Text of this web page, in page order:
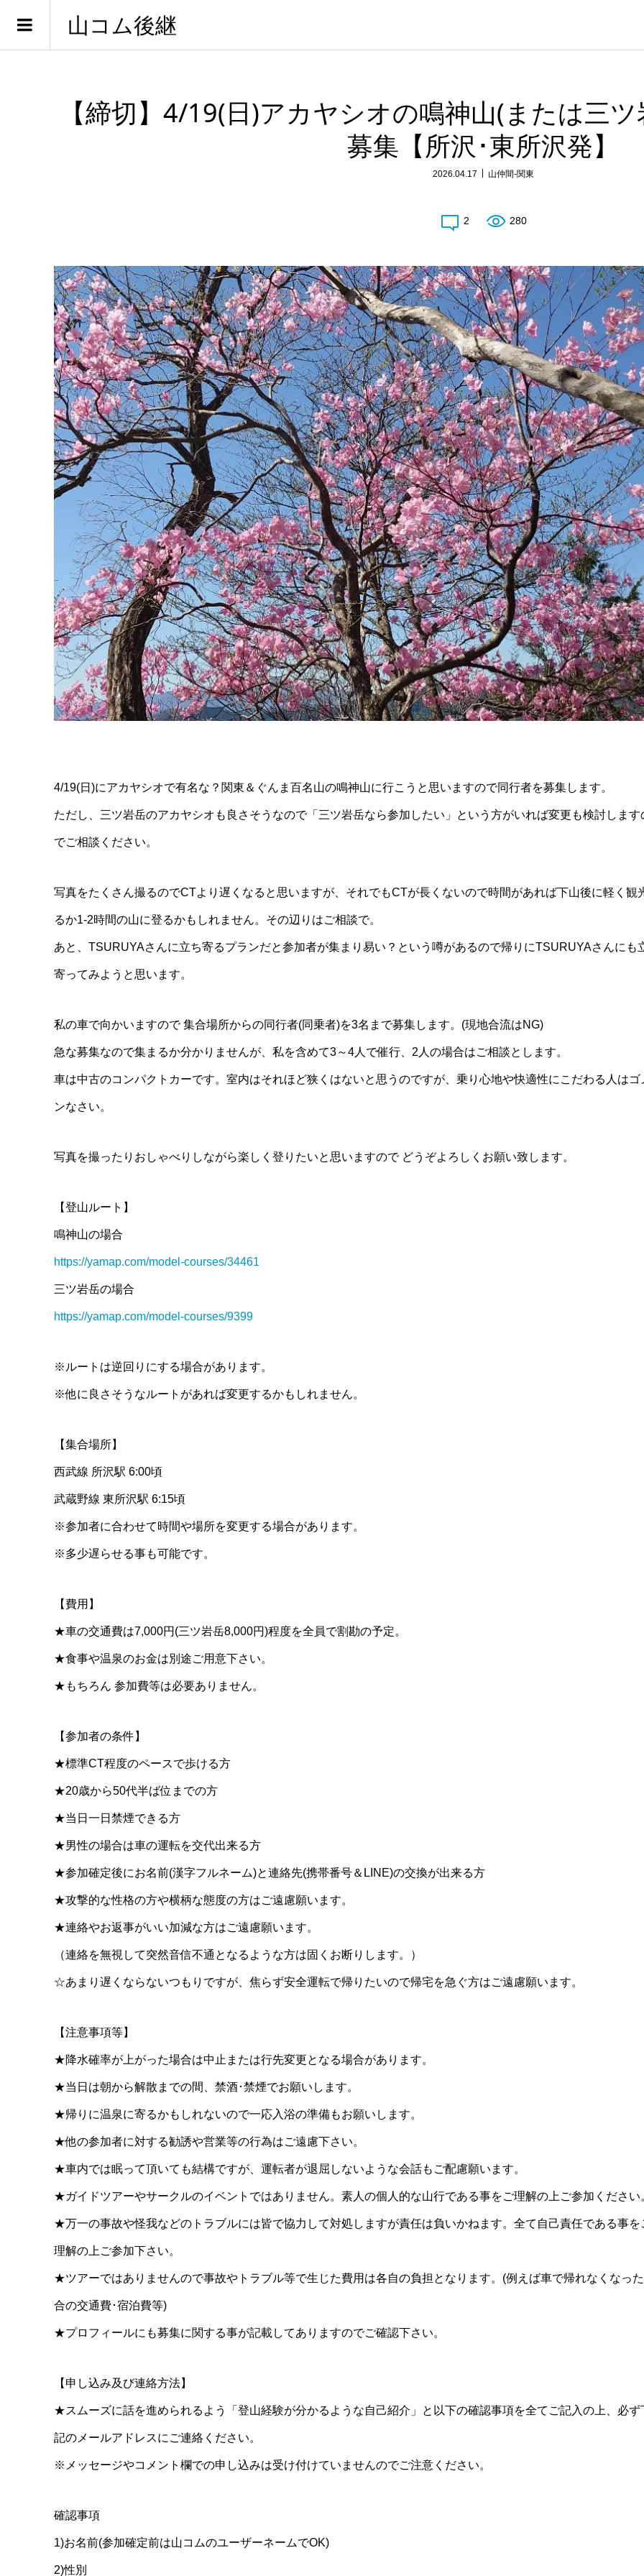
山コム後継
【締切】4/19(日)アカヤシオの鳴神山(または三ツ
募集【所沢･東所沢発】
2026.04.17 山仲間-関東
2 280
4/19(日)にアカヤシオで有名な？関東＆ぐんま百名山の鳴神山に行こうと思いますので同行者を募集します。
ただし、三ツ岩岳のアカヤシオも良さそうなので「三ツ岩岳なら参加したい」という方がいれば変更も検討します
でご相談ください。
写真をたくさん撮るのでCTより遅くなると思いますが、それでもCTが長くないので時間があれば下山後に軽く観
るか1-2時間の山に登るかもしれません。その辺りはご相談で。
あと、TSURUYAさんに立ち寄るプランだと参加者が集まり易い？という噂があるので帰りにTSURUYAさんにも
寄ってみようと思います。
私の車で向かいますので 集合場所からの同行者(同乗者)を3名まで募集します。(現地合流はNG)
急な募集なので集まるか分かりませんが、私を含めて3～4人で催行、2人の場合はご相談とします。
車は中古のコンパクトカーです。室内はそれほど狭くはないと思うのですが、乗り心地や快適性にこだわる人はゴ
ンなさい。
写真を撮ったりおしゃべりしながら楽しく登りたいと思いますので どうぞよろしくお願い致します。
【登山ルート】
鳴神山の場合
https://yamap.com/model-courses/34461
三ツ岩岳の場合
https://yamap.com/model-courses/9399
※ルートは逆回りにする場合があります。
※他に良さそうなルートがあれば変更するかもしれません。
【集合場所】
西武線 所沢駅 6:00頃
武蔵野線 東所沢駅 6:15頃
※参加者に合わせて時間や場所を変更する場合があります。
※多少遅らせる事も可能です。
【費用】
★車の交通費は7,000円(三ツ岩岳8,000円)程度を全員で割勘の予定。
★食事や温泉のお金は別途ご用意下さい。
★もちろん 参加費等は必要ありません。
【参加者の条件】
★標準CT程度のペースで歩ける方
★20歳から50代半ば位までの方
★当日一日禁煙できる方
★男性の場合は車の運転を交代出来る方
★参加確定後にお名前(漢字フルネーム)と連絡先(携帯番号＆LINE)の交換が出来る方
★攻撃的な性格の方や横柄な態度の方はご遠慮願います。
★連絡やお返事がいい加減な方はご遠慮願います。
（連絡を無視して突然音信不通となるような方は固くお断りします。）
☆あまり遅くならないつもりですが、焦らず安全運転で帰りたいので帰宅を急ぐ方はご遠慮願います。
【注意事項等】
★降水確率が上がった場合は中止または行先変更となる場合があります。
★当日は朝から解散までの間、禁酒･禁煙でお願いします。
★帰りに温泉に寄るかもしれないので一応入浴の準備もお願いします。
★他の参加者に対する勧誘や営業等の行為はご遠慮下さい。
★車内では眠って頂いても結構ですが、運転者が退屈しないような会話もご配慮願います。
★ガイドツアーやサークルのイベントではありません。素人の個人的な山行である事をご理解の上ご参加ください
★万一の事故や怪我などのトラブルには皆で協力して対処しますが責任は負いかねます。全て自己責任である事を
理解の上ご参加下さい。
★ツアーではありませんので事故やトラブル等で生じた費用は各自の負担となります。(例えば車で帰れなくなっ
合の交通費･宿泊費等)
★プロフィールにも募集に関する事が記載してありますのでご確認下さい。
【申し込み及び連絡方法】
★スムーズに話を進められるよう「登山経験が分かるような自己紹介」と以下の確認事項を全てご記入の上、必ず
記のメールアドレスにご連絡ください。
※メッセージやコメント欄での申し込みは受け付けていませんのでご注意ください。
確認事項
1)お名前(参加確定前は山コムのユーザーネームでOK)
2)性別